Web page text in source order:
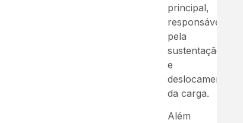
principal,
responsável
pela
sustentação
e
deslocamento
da carga.
Além